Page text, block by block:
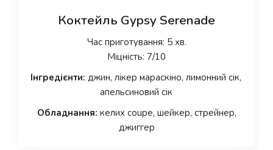
Коктейль Gypsy Serenade
Час приготування: 5 хв.
Міцність: 7/10
Інгредієнти: джин, лікер мараскіно, лимонний сік,
апельсиновий сік
Обладнання: келих coupe, шейкер, стрейнер,
джиггер